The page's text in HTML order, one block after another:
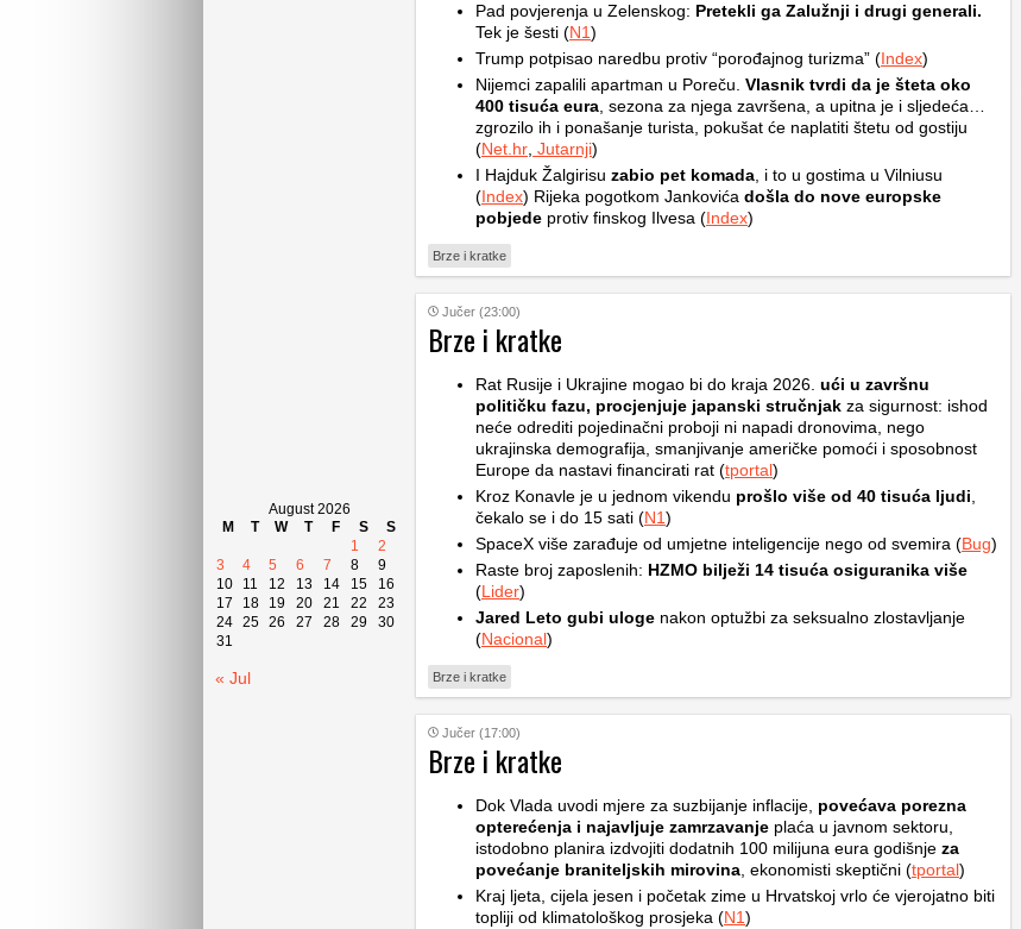
August 2026
M
T W T F S
S
1
2
3
4 5 6 7 8
9
10
11 12 13 14 15
16
17
18 19 20 21 22
23
24 25 26 27 28 29
30
31
« Jul
Pad povjerenja u Zelenskog: Pretekli ga Zalužnji i drugi generali.
Tek je šesti (N1)
Trump potpisao naredbu protiv “porođajnog turizma” (Index)
Nijemci zapalili apartman u Poreču. Vlasnik tvrdi da je šteta oko
400 tisuća eura , sezona za njega završena, a upitna je i sljedeća…
zgrozilo ih i ponašanje turista, pokušat će naplatiti štetu od gostiju
(Net.hr Jutarnji)
I Hajduk Žalgirisu zabio pet komada , i to u gostima u Vilniusu
(Index) Rijeka pogotkom Jankovića došla do nove europske
pobjede protiv finskog Ilvesa (Index)
Brze i kratke
Jučer (23:00)
Brze i kratke
Rat Rusije i Ukrajine mogao bi do kraja 2026. ući u završnu
političku fazu, procjenjuje japanski stručnjak za sigurnost: ishod
neće odrediti pojedinačni proboji ni napadi dronovima, nego
ukrajinska demografija, smanjivanje američke pomoći i sposobnost
Europe da nastavi financirati rat (tportal)
Kroz Konavle je u jednom vikendu prošlo više od 40 tisuća ljudi
čekalo se i do 15 sati (N1)
SpaceX više zarađuje od umjetne inteligencije nego od svemira (Bug)
Raste broj zaposlenih: HZMO bilježi 14 tisuća osiguranika više
(Lider)
Jared Leto gubi uloge nakon optužbi za seksualno zlostavljanje
(Nacional)
Brze i kratke
Jučer (17:00)
Brze i kratke
Dok Vlada uvodi mjere za suzbijanje inflacije, povećava porezna
opterećenja i najavljuje zamrzavanje plaća u javnom sektoru,
istodobno planira izdvojiti dodatnih 100 milijuna eura godišnje za
povećanje braniteljskih mirovina , ekonomisti skeptični (tportal)
Kraj ljeta, cijela jesen i početak zime u Hrvatskoj vrlo će vjerojatno biti
topliji od klimatološkog prosjeka (N1)